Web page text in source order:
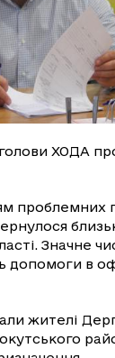
ХОДА
проблемних
Значне
допомоги в
жителі